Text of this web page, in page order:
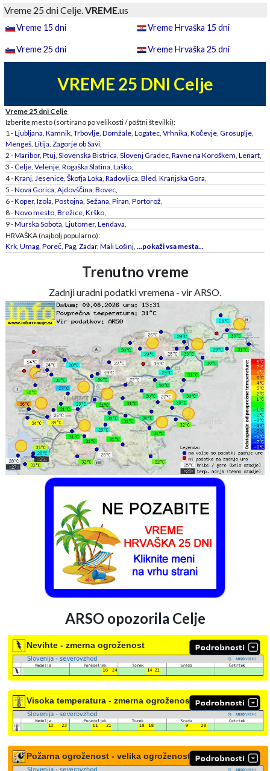
Vreme 25 dni Celje.VREME.us
Vreme 15 dni Vreme Hrvaška 15 dni
Vreme 25 dni Vreme Hrvaška 25 dni
VREME 25 DNI Celje
Vreme 25 dni Celje
Izberite mesto (sortirano po velikosti / poštni številki):
1 -Ljubljana, Kamnik, Trbovlje, Domžale, Logatec, Vrhnika, Kočevje, Grosuplje,
Mengeš, Litija, Zagorje ob Savi,
2 -Maribor, Ptuj, Slovenska Bistrica, Slovenj Gradec, Ravne na Koroškem, Lenart,
3 -Celje, Velenje, Rogaška Slatina, Laško,
4 -Kranj, Jesenice, Škofja Loka, Radovljica, Bled, Kranjska Gora,
5 -Nova Gorica, Ajdovščina, Bovec,
6 -Koper, Izola, Postojna, Sežana, Piran, Portorož,
8 -Novo mesto, Brežice, Krško,
9 -Murska Sobota, Ljutomer, Lendava,
HRVAŠKA (najbolj popularno):
Krk, Umag, Poreč, Pag, Zadar, Mali Lošinj, ...pokaži vsa mesta...
Trenutno vreme
Zadnji uradni podatki vremena - vir ARSO.
ARSO opozorila Celje
Nevihte - zmerna ogroženost
Visoka temperatura - zmerna ogroženost
Požarna ogroženost - velika ogroženost